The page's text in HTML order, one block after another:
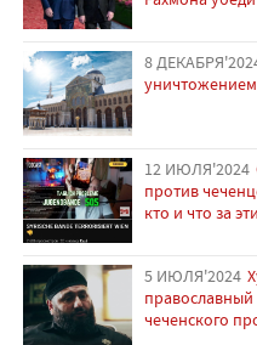
8
12 ИЮЛЯ'2024
против
кто и что за
5 ИЮЛЯ'2024
православный
чеченского